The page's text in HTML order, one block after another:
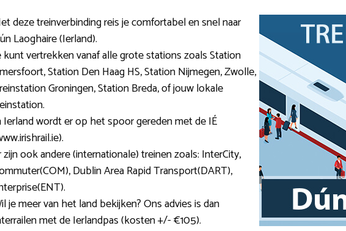
deze treinverbinding reis je comfortabel en snel naar
Laoghaire (Ierland).
kunt vertrekken vanaf alle grote stations zoals Station
Station Den Haag HS, Station Nijmegen, Zwolle,
Groningen, Station Breda, of jouw lokale
Ierland wordt er op het spoor gereden met de IÉ
zijn ook andere (internationale) treinen zoals: InterCity,
Dublin Area Rapid Transport(DART),
je meer van het land bekijken? Ons advies is dan
met de Ierlandpas (kosten +/- €105).